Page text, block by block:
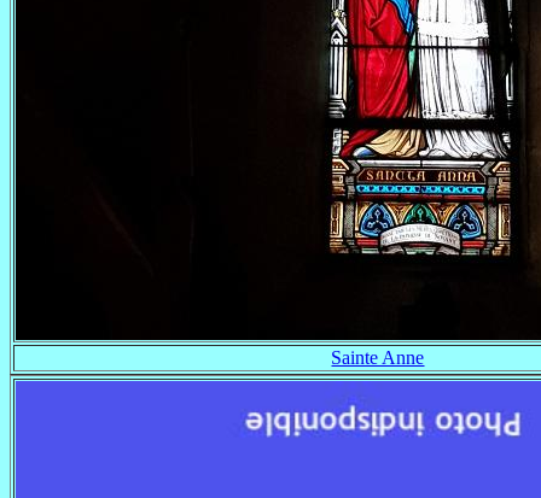
Sainte Anne